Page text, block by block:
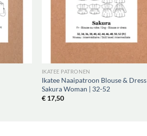
IKATEE PATRONEN
Ikatee Naaipatroon Blouse & Dress
Sakura Woman | 32-52
€17,50